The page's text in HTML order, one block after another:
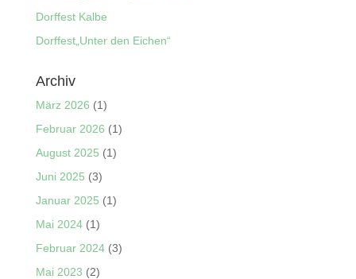
Dorffest Kalbe
Dorffest„Unter den Eichen“
Archiv
März 2026 (1)
Februar 2026 (1)
August 2025 (1)
Juni 2025 (3)
Januar 2025 (1)
Mai 2024(1)
Februar 2024(3)
Mai 2023 (2)